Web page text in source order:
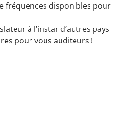
fréquences disponibles pour
à l’instar d’autres pays
pour vous auditeurs !